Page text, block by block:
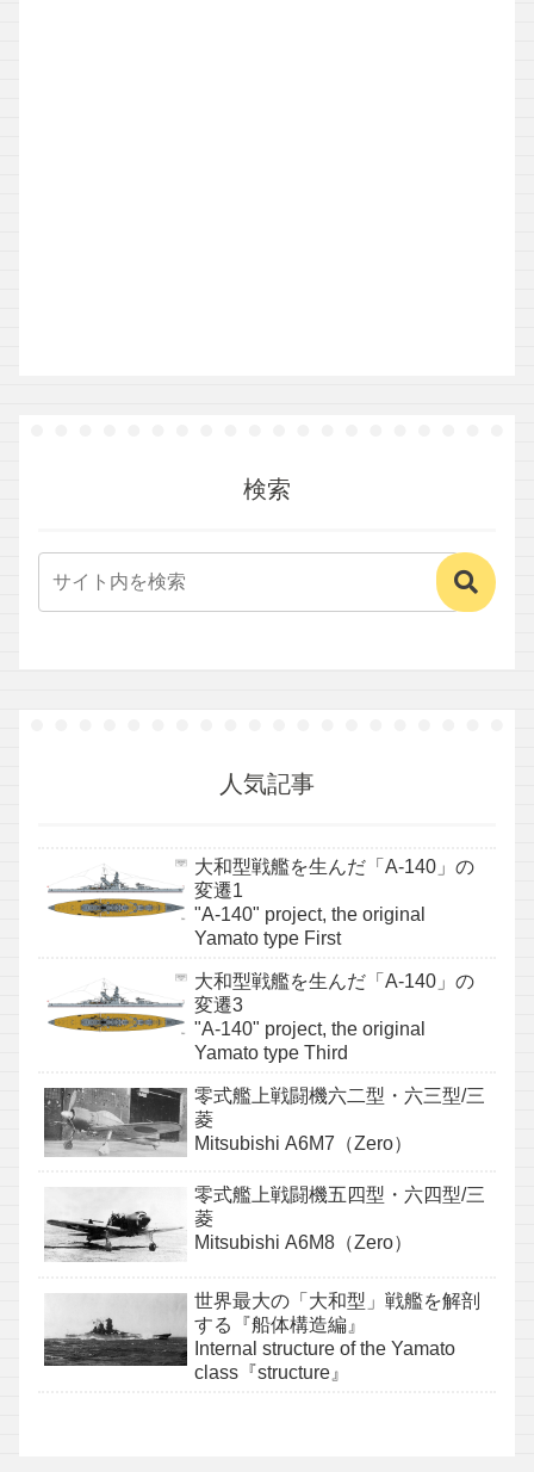
検索
人気記事
大和型戦艦を生んだ「A-140」の
変遷1
"A-140" project, the original
Yamato type First
大和型戦艦を生んだ「A-140」の
変遷3
"A-140" project, the original
Yamato type Third
零式艦上戦闘機六二型・六三型/三
菱
Mitsubishi A6M7（Zero）
零式艦上戦闘機五四型・六四型/三
菱
Mitsubishi A6M8（Zero）
世界最大の「大和型」戦艦を解剖
する『船体構造編』
Internal structure of the Yamato
class『structure』